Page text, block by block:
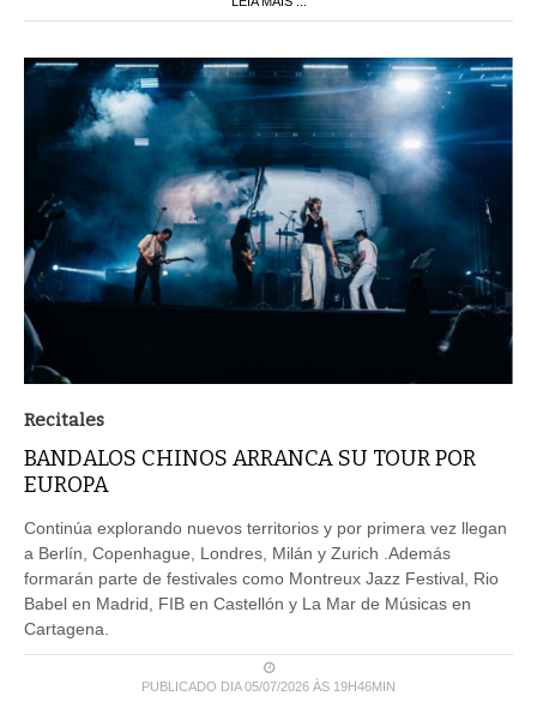
Recitales
BANDALOS CHINOS ARRANCA SU TOUR POR
EUROPA
Continúa explorando nuevos territorios y por primera vez llegan
a Berlín, Copenhague, Londres, Milán y Zurich .Además
formarán parte de festivales como Montreux Jazz Festival, Rio
Babel en Madrid, FIB en Castellón y La Mar de Músicas en
Cartagena.
PUBLICADO DIA 05/07/2026 ÀS 19H46MIN